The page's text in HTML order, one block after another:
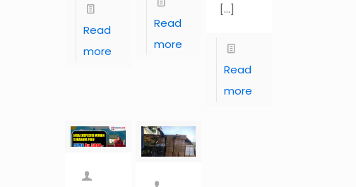
Read
more
Read
more
[…]
Read
more